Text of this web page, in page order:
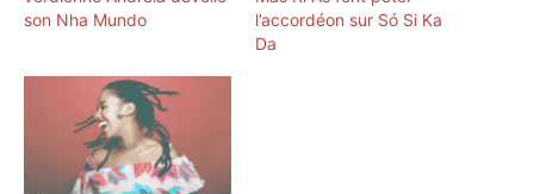
son Nha Mundo
l’accordéon sur Só Si Ka
Da